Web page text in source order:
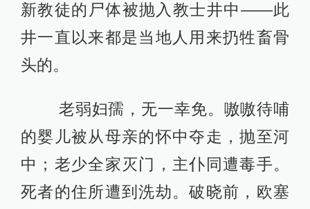
新教徒的尸体被抛入教士井中——此
井一直以来都是当地人用来扔牲畜骨
头的。
老弱妇孺，无一幸免。嗷嗷待哺
的婴儿被从母亲的怀中夺走，抛至河
中；老少全家灭门，主仆同遭毒手。
死者的住所遭到洗劫。破晓前，欧塞